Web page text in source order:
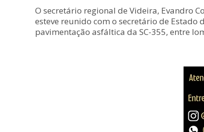
O secretário regional de Videira, Evandro
esteve reunido com o secretário de
pavimentação asfáltica da SC-355, entre